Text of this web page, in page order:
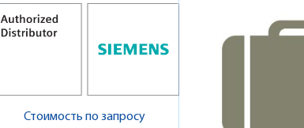
Стоимость по запросу